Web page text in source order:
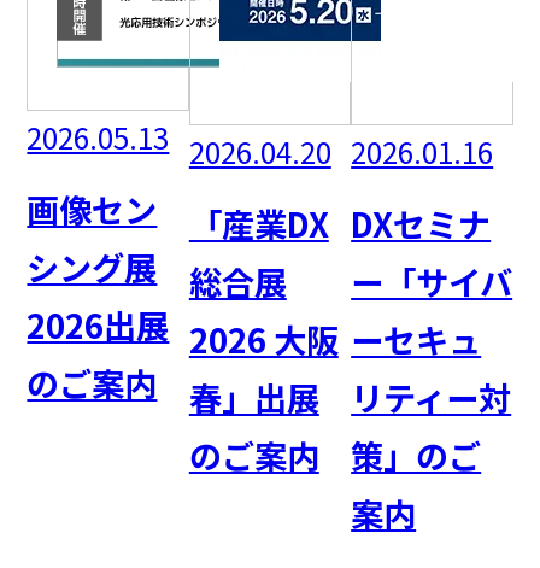
2026.05.13
画像セン
シング展
2026出展
のご案内
2026.04.20
「産業DX
総合展
2026 大阪
春」出展
のご案内
2026.01.16
DXセミナ
ー「サイバ
ーセキュ
リティー対
策」のご
案内